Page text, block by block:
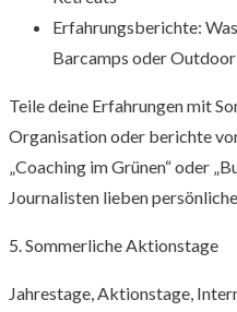
Erfahrungsberichte:
Barcamps oder
Teile deine Erfahrungen mit
Organisation oder berichte
„Coaching im Grünen“ oder
Journalisten lieben
5. Sommerliche Aktionstage
Jahrestage, Aktionstage,